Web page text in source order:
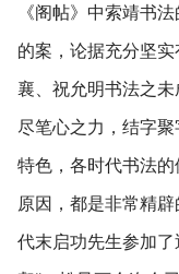
《阁帖》中索靖书
的案，论据充分坚
襄、祝允明书法之
尽笔心之力，结字
特色，各时代书法
原因，都是非常精
代末启功先生参加